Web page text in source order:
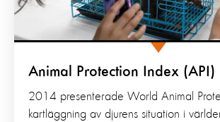
Animal Protection Index (API)
2014 presenterade World Animal
kartläggning av djurens situation i